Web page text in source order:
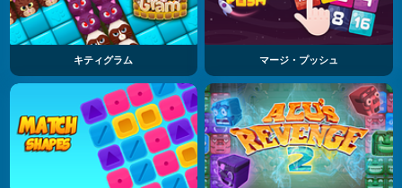
キティグラム マージ・プッシュ